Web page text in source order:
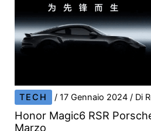
TECH /17 Gennaio 2024/ Di
Honor Magic6 RSR
Marzo